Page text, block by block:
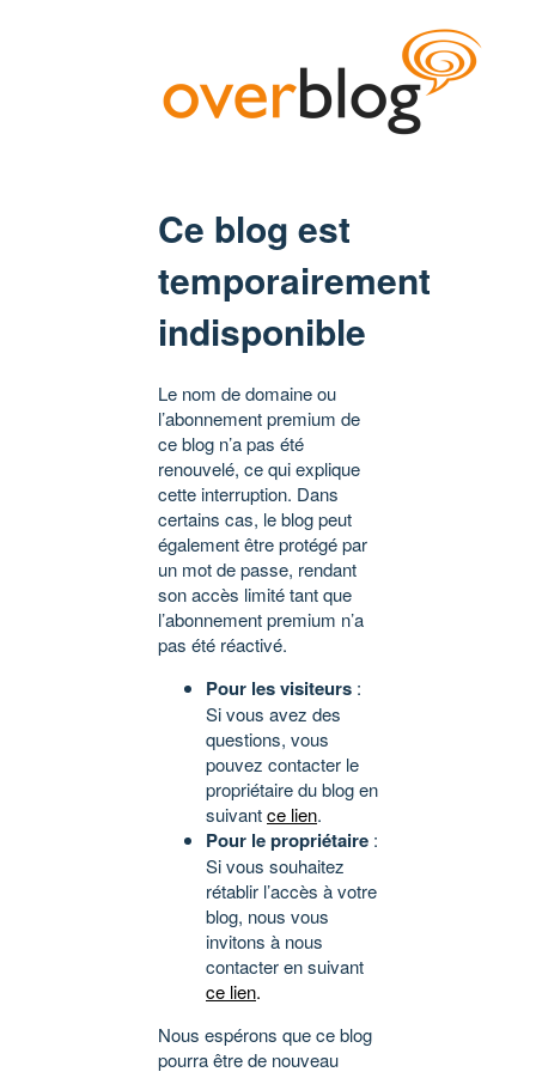
Ce blog est
temporairement
indisponible
Le nom de domaine ou
l’abonnement premium de
ce blog n’a pas été
renouvelé, ce qui explique
cette interruption. Dans
certains cas, le blog peut
également être protégé par
un mot de passe, rendant
son accès limité tant que
l’abonnement premium n’a
pas été réactivé.
Pour les visiteurs :
Si vous avez des
questions, vous
pouvez contacter le
propriétaire du blog en
suivantce lien.
Pour le propriétaire :
Si vous souhaitez
rétablir l’accès à votre
blog, nous vous
invitons à nous
contacter en suivant
ce lien.
Nous espérons que ce blog
pourra être de nouveau